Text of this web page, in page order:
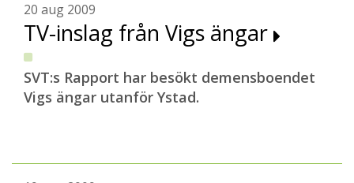
20 aug 2009
TV-inslag från Vigs ängar
SVT:s Rapport har besökt demensboendet
Vigs ängar utanför Ystad.